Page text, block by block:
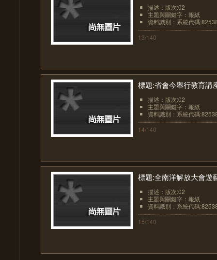
描述：版次:02
主題與關鍵字：報紙
資料識別：系統代碼
13/140
標題:省會今舉行教育講
描述：版次:02
主題與關鍵字：報紙
資料識別：系統代碼
14/140
標題:全南洋解放大會遊
描述：版次:02
主題與關鍵字：報紙
資料識別：系統代碼
15/140